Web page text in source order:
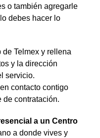
o también agregarle
debes hacer lo
de Telmex y rellena
y la dirección
servicio.
contacto contigo
de contratación.
a un Centro
a donde vives y